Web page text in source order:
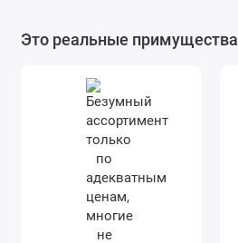
Это реальные примущества